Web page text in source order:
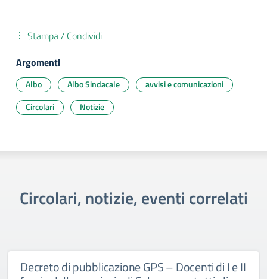
Stampa / Condividi
Argomenti
Albo Albo Sindacale
avvisi e comunicazioni
Circolari
Notizie
Circolari, notizie, eventi correlati
Decreto di pubblicazione GPS – Docenti di I e II